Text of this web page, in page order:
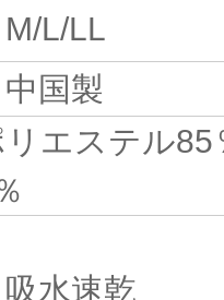
M/L/LL
中国製
リエステル
吸水速乾